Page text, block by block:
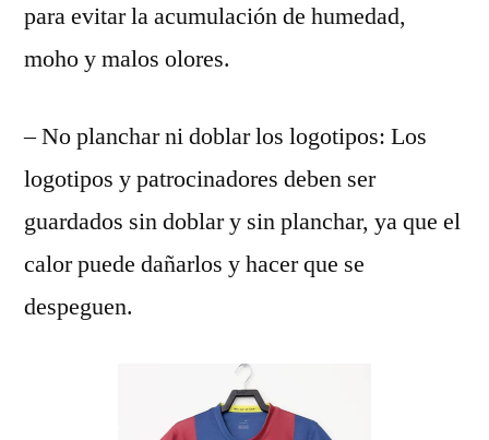
para evitar la acumulación de humedad,
moho y malos olores.
– No planchar ni doblar los logotipos: Los
logotipos y patrocinadores deben ser
guardados sin doblar y sin planchar, ya que el
calor puede dañarlos y hacer que se
despeguen.